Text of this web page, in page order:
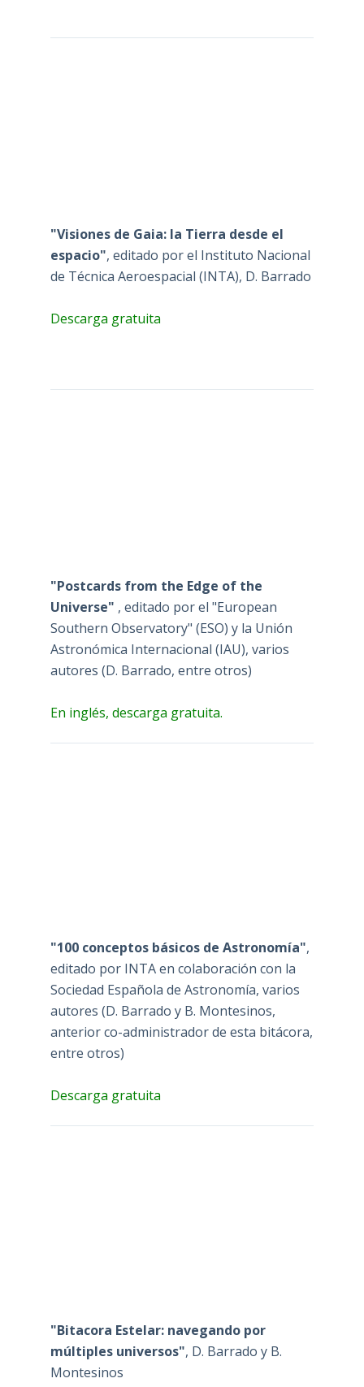
"Visiones de Gaia: la Tierra desde el
espacio", editado por el Instituto Nacional
de Técnica Aeroespacial (INTA), D. Barrado
Descarga gratuita
"Postcards from the Edge of the
Universe" , editado por el "European
Southern Observatory" (ESO) y la Unión
Astronómica Internacional (IAU), varios
autores (D. Barrado, entre otros)
En inglés, descarga gratuita.
"100 conceptos básicos de Astronomía",
editado por INTA en colaboración con la
Sociedad Española de Astronomía, varios
autores (D. Barrado y B. Montesinos,
anterior co-administrador de esta bitácora,
entre otros)
Descarga gratuita
"Bitacora Estelar: navegando por
múltiples universos", D. Barrado y B.
Montesinos